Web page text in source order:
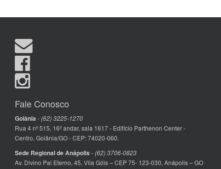
Fale Conosco
Goiânia -(62) 3225-1270
Rua 4 nº 515, 16º andar, sala 1617 - Edifício Parthenon Center -
Centro, Goiânia/GO - CEP: 74020-060.
Sede Regional de Anápolis -(62) 3706-0823
Av. Divino Pai Eterno, 45, Vila Góis – CEP 75- 123-030, Anápolis – GO